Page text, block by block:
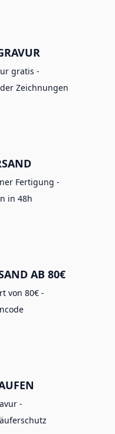
gratis -
Zeichnungen
Fertigung -
in 48h
AB 80€
von 80€ -
-